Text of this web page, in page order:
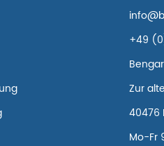
+49
Zur
40476
Mo-Fr